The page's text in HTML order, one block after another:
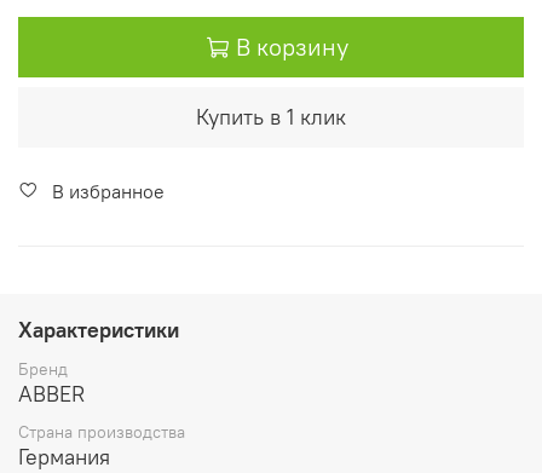
В корзину
Купить в 1 клик
В избранное
Характеристики
Бренд
ABBER
Страна производства
Германия